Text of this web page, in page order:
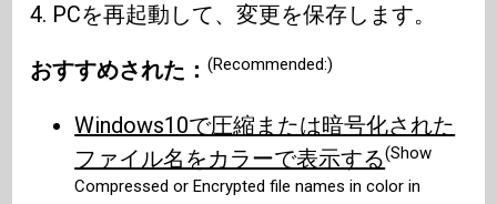
4. PCを再起動して、変更を保存します。
おすすめされた：(Recommended:)
Windows10で圧縮または暗号化された
ファイル名をカラーで表示する(Show
Compressed or Encrypted file names in color in